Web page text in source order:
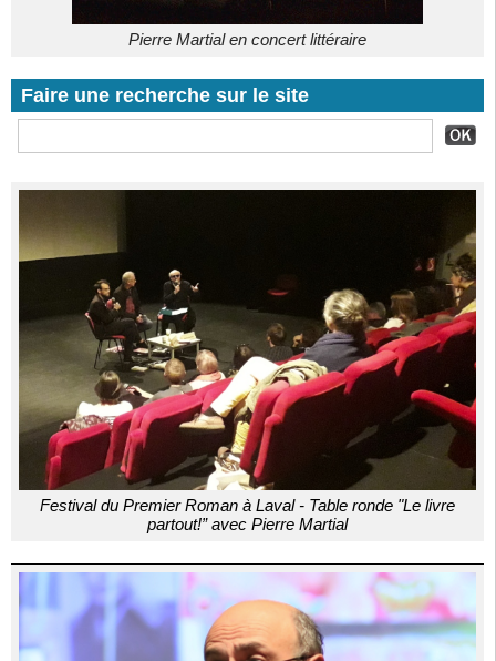
Pierre Martial en concert littéraire
Faire une recherche sur le site
Festival du Premier Roman à Laval - Table ronde "Le livre
partout!” avec Pierre Martial